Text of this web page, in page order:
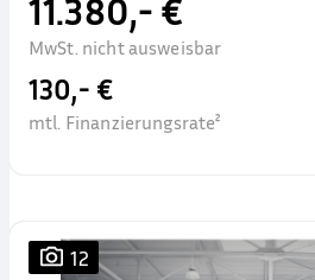
11.380,- €
MwSt. nicht ausweisbar
130,- €
mtl. Finanzierungsrate²
12